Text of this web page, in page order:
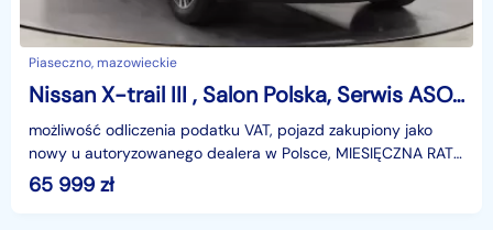
Piaseczno, mazowieckie
Nissan X-trail III , Salon Polska, Serwis ASO, Automat, VAT 23%, Skóra, Navi,
możliwość odliczenia podatku VAT, pojazd zakupiony jako
nowy u autoryzowanego dealera w Polsce, MIESIĘCZNA RATA
NA TEN SAMOCHÓD JUŻ OD 393 PLN*Podana w ogłosze
65 999 zł